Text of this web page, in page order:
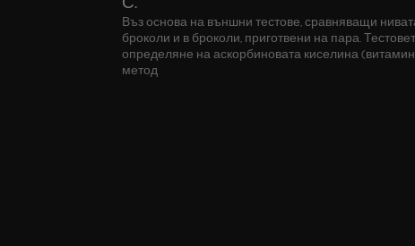
Въз основа на външни тестове, сравняващи
броколи и в броколи, приготвени на пара.
определяне на аскорбиновата киселина
метод